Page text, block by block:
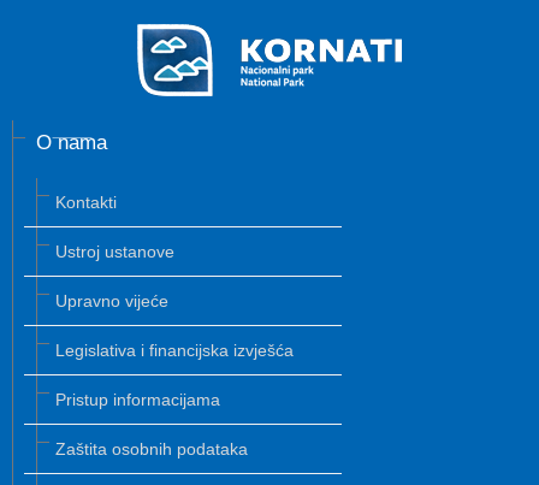
O nama
Kontakti
Ustroj ustanove
Upravno vijeće
Legislativa i financijska izvješća
Pristup informacijama
Zaštita osobnih podataka